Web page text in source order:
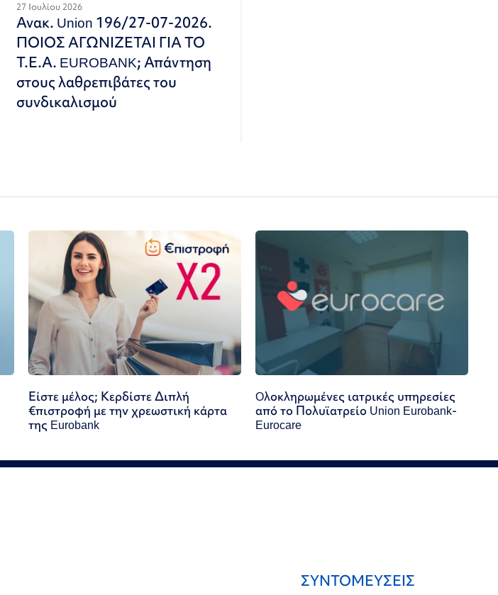
27 Ιουλίου 2026
Ανακ. Union 196/27-07-2026.
ΠΟΙΟΣ ΑΓΩΝΙΖΕΤΑΙ ΓΙΑ ΤΟ
Τ.Ε.Α. EUROBANK; Απάντηση
στους λαθρεπιβάτες του
συνδικαλισμού
Είστε μέλος; Κερδίστε Διπλή
€πιστροφή με την χρεωστική κάρτα
της Eurobank
Oλοκληρωμένες ιατρικές υπηρεσίες
από το Πολυϊατρείο Union Eurobank-
Eurocare
ΣΥΝΤΟΜΕΥΣΕΙΣ